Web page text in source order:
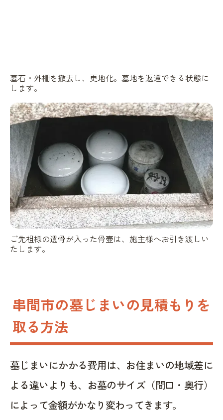
墓石・外柵を撤去し、更地化。墓地を返還できる状態に
します。
ご先祖様の遺骨が入った骨壷は、施主様へお引き渡しい
たします。
串間市の墓じまいの見積もりを
取る方法
墓じまいにかかる費用は、お住まいの地域差に
よる違いよりも、お墓のサイズ（間口・奥行）
によって金額がかなり変わってきます。